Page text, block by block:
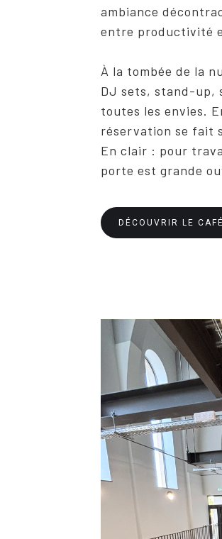
ambiance
entre productivité
À la tombée de la
DJ sets, stand-up,
toutes les envies.
réservation se fait
En clair : pour
porte est grande
DÉCOUVRIR LE